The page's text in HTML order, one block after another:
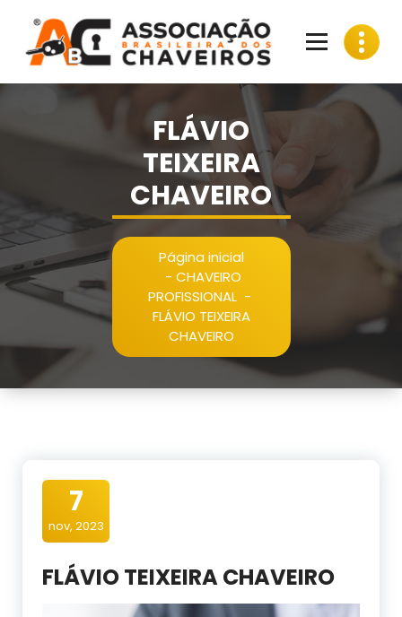
conteúdo
FLÁVIO
TEIXEIRA
CHAVEIRO
Página inicial
- CHAVEIRO
PROFISSIONAL-
FLÁVIO TEIXEIRA
CHAVEIRO
7
nov, 2023
FLÁVIO TEIXEIRA CHAVEIRO